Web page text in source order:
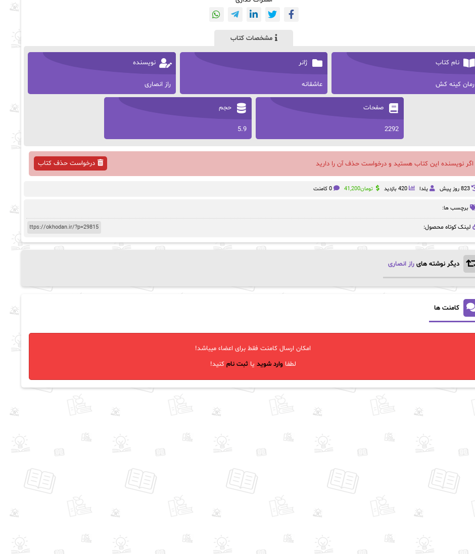
مشخصات کتاب
نام کتاب
رمان کینه کش
ژانر
عاشقانه
نویسنده
راز انصاری
صفحات
2292
حجم
5.9
اگر نویسنده این کتاب هستید و درخواست حذف آن را دارید درخواست حذف کتاب
823 روز پيش یلدا 420 بازدید تومان41,200 0 کامنت
برچسب ها:
لینک کوتاه محصول:
دیگر نوشته های راز انصاری
کامنت ها
امکان ارسال کامنت فقط برای اعضاء میباشد!
لطفاوارد شوید یاثبت نام کنید!